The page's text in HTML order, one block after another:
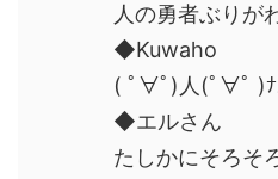
人の勇者ぶりが
◆Kuwaho
( ﾟ∀ﾟ)人(ﾟ∀ﾟ )ﾅ
◆エルさん
たしかにそろそ